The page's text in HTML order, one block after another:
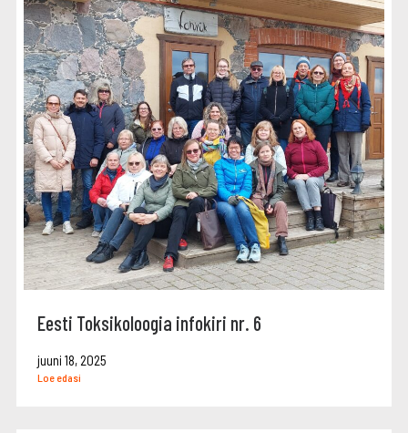
Eesti Toksikoloogia infokiri nr. 6
juuni 18, 2025
Loe edasi